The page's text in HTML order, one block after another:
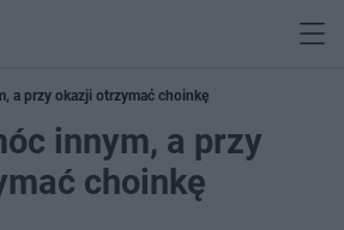
a przy okazji otrzymać choinkę
innym, a przy
choinkę